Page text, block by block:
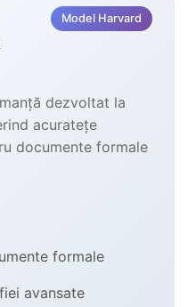
Model Harvard
dezvoltat la
acuratețe
documente formale
formale
avansate